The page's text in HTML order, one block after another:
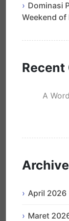
Dominasi
Weekend of
Recent
A
April 2026
Maret